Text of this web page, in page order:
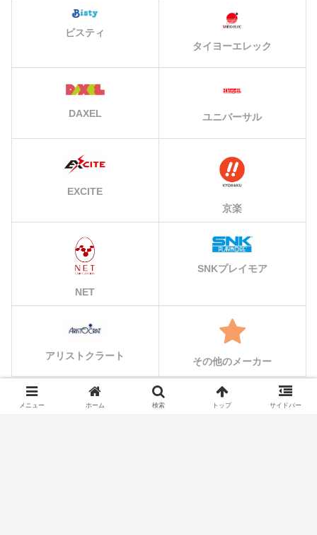
ビスティ
タイヨーエレック
DAXEL ユニバーサル
EXCITE
京楽
NET
SNKプレイモア
アリストクラート その他のメーカー
メニュー ホーム 検索 トップ サイドバー